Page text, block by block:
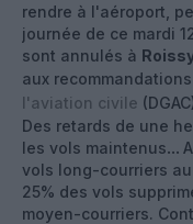
rendre à l'aéroport,
journée de ce mardi
sont annulés à
aux
l'aviation civile
Des retards de une
les vols maintenus...
vols long-courriers
25% des vols
moyen-courriers.